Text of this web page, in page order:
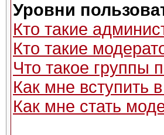
Уровни
Кто такие
Кто такие
Что такое группы
Как мне вступить
Как мне стать